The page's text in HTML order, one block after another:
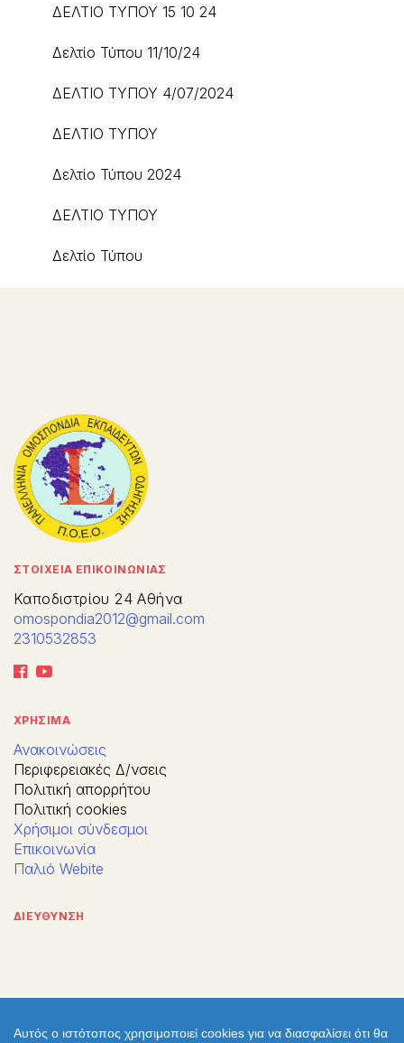
ΔΕΛΤΙΟ ΤΥΠΟΥ 15 10 24
Δελτίο Τύπου 11/10/24
ΔΕΛΤΙΟ ΤΥΠΟΥ 4/07/2024
ΔΕΛΤΙΟ ΤΥΠΟΥ
Δελτίο Τύπου 2024
ΔΕΛΤΙΟ ΤΥΠΟΥ
Δελτίο Τύπου
ΣΤΟΙΧΕΙΑ ΕΠΙΚΟΙΝΩΝΙΑΣ
Καποδιστρίου 24 Αθήνα
omospondia2012@gmail.com
2310532853
ΧΡΗΣΙΜΑ
Ανακοινώσεις
Περιφερειακές Δ/νσεις
Πολιτική απορρήτου
Πολιτική cookies
Χρήσιμοι σύνδεσμοι
Επικοινωνία
Παλιό Webite
ΔΙΕΥΘΥΝΣΗ
Αυτός ο ιστότοπος χρησιμοποιεί cookies για να διασφαλίσει ότι θα